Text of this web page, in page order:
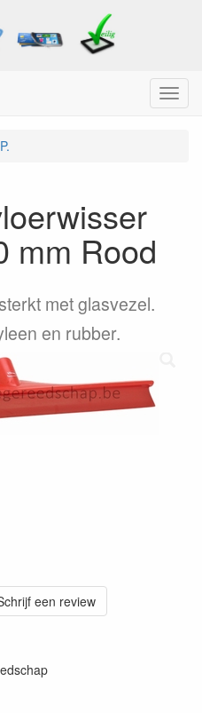
Menu
mm Rood
met glasvezel.
en rubber.
een review